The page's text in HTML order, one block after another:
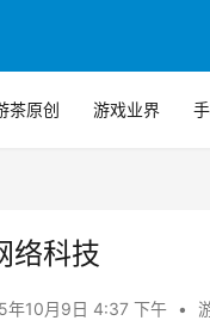
茶原创 游戏业界
络科技
年10月9日 4:37 下午 •